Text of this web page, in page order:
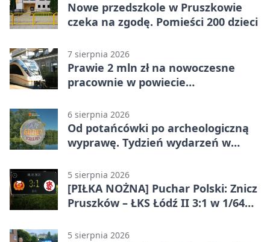
Nowe przedszkole w Pruszkowie
czeka na zgodę. Pomieści 200 dzieci
7 sierpnia 2026
Prawie 2 mln zł na nowoczesne
pracownie w powiecie
6 sierpnia 2026
Od potańcówki po archeologiczną
wyprawę. Tydzień wydarzeń w
5 sierpnia 2026
[PIŁKA NOŻNA] Puchar Polski: Znicz
Pruszków – ŁKS Łódź II 3:1 w 1/64
5 sierpnia 2026